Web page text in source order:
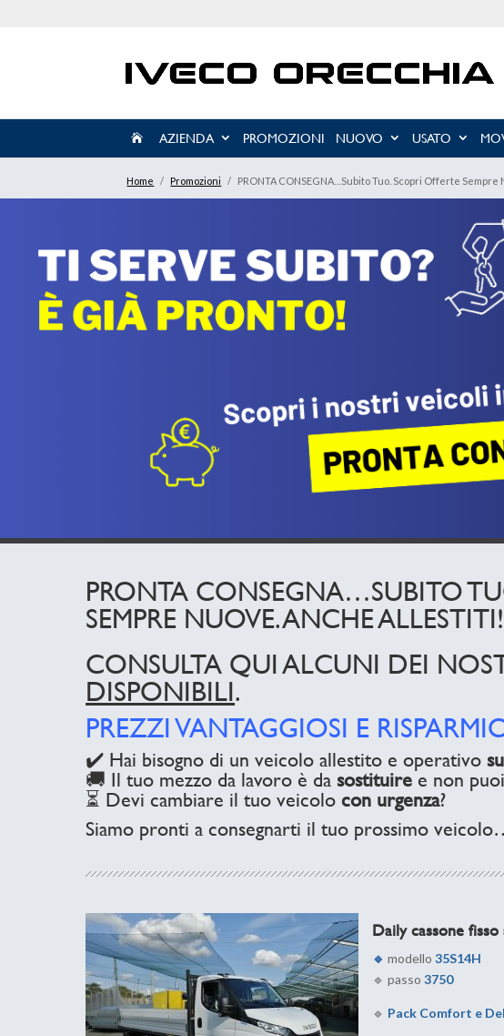
 AZIENDA PROMOZIONI NUOVO USATO
Home / Promozioni / PRONTA CONSEGNA…subito Tuo. Scopri Offerte
PRONTA CONSEGNA…SUBITO
SEMPRE NUOVE. ANCHE ALLESTITI!
CONSULTA QUI ALCUNI DEI
DISPONIBILI.
PREZZI VANTAGGIOSI E
✔️ Hai bisogno di un veicolo allestito e operativo
🚚 Il tuo mezzo da lavoro è da sostituiree non
⏳ Devi cambiare il tuo veicolocon urgenza?
Siamo pronti a consegnarti il tuo prossimo
Daily cassone
🔹 modello35S14H
🔹 passo3750
🔹 Pack Comfort e